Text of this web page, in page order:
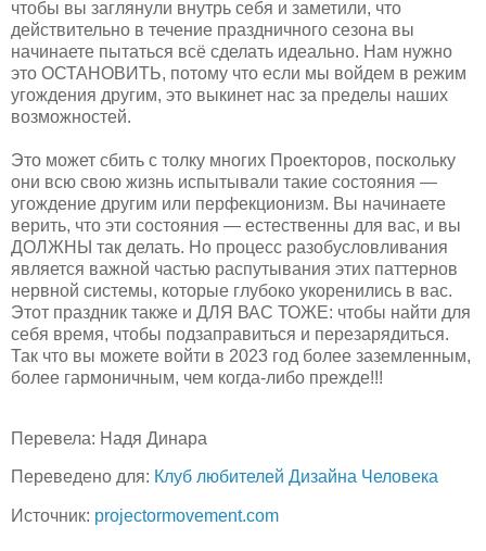
чтобы вы заглянули внутрь себя и заметили, что
действительно в течение праздничного сезона вы
начинаете пытаться всё сделать идеально. Нам нужно
это ОСТАНОВИТЬ, потому что если мы войдем в режим
угождения другим, это выкинет нас за пределы наших
возможностей.
Это может сбить с толку многих Проекторов, поскольку
они всю свою жизнь испытывали такие состояния —
угождение другим или перфекционизм. Вы начинаете
верить, что эти состояния — естественны для вас, и вы
ДОЛЖНЫ так делать. Но процесс разобусловливания
является важной частью распутывания этих паттернов
нервной системы, которые глубоко укоренились в вас.
Этот праздник также и ДЛЯ ВАС ТОЖЕ: чтобы найти для
себя время, чтобы подзаправиться и перезарядиться.
Так что вы можете войти в 2023 год более заземленным,
более гармоничным, чем когда-либо прежде!!!
Перевела: Надя Динара
Переведено для: Клуб любителей Дизайна Человека
Источник: projectormovement.com